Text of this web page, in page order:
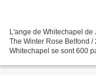
L'ange de Whitechapel
The Winter Rose Belfond
Whitechapel se sont 600